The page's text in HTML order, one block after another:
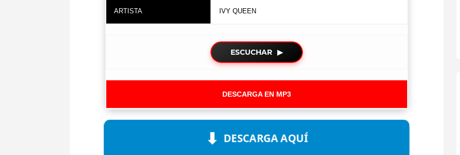
ARTISTA IVY QUEEN
ESCUCHAR ▶
DESCARGA EN MP3
⬇ DESCARGA AQUÍ